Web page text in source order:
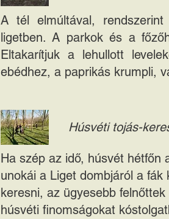
A tél elmúltával,
ligetben. A parkok és a
Eltakarítjuk a lehullott
ebédhez, a paprikás krumpli,
Húsvéti tojás-
Ha szép az idő, húsvét hétfőn
unokái a Liget dombjáról a
keresni, az ügyesebb
húsvéti finomságokat